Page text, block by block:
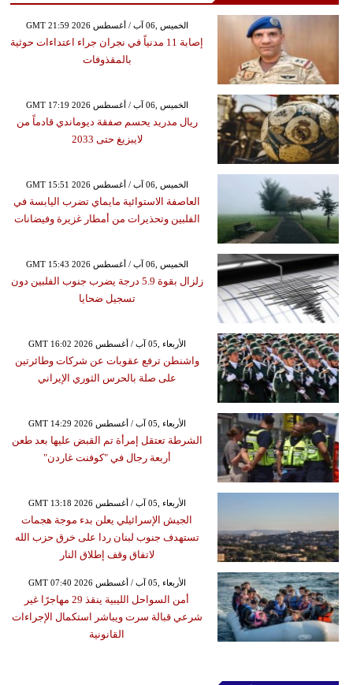
GMT 21:59 2026 الخميس ,06 آب / أغسطس
إصابة 11 مدنياً في نجران جراء اعتداءات حوثية
بالمقذوفات
GMT 17:19 2026 الخميس ,06 آب / أغسطس
ريال مدريد يحسم صفقة ديوماندي قادماً من
لايبزيغ حتى 2033
GMT 15:51 2026 الخميس ,06 آب / أغسطس
العاصفة الاستوائية مايماي تضرب اليابسة في
الفلبين وتحذيرات من أمطار غزيرة وفيضانات
GMT 15:43 2026 الخميس ,06 آب / أغسطس
زلزال بقوة 5.9 درجة يضرب جنوب الفلبين دون
تسجيل ضحايا
GMT 16:02 2026 الأربعاء ,05 آب / أغسطس
واشنطن ترفع عقوبات عن شركات وطائرتين
على صلة بالحرس الثوري الإيراني
GMT 14:29 2026 الأربعاء ,05 آب / أغسطس
الشرطة تعتقل إمرأة تم القبض عليها بعد طعن
أربعة رجال في "كوفنت غاردن"
GMT 13:18 2026 الأربعاء ,05 آب / أغسطس
الجيش الإسرائيلي يعلن بدء موجة هجمات
تستهدف جنوب لبنان ردا على خرق حزب الله
لاتفاق وقف إطلاق النار
GMT 07:40 2026 الأربعاء ,05 آب / أغسطس
أمن السواحل الليبية ينقذ 29 مهاجرًا غير
شرعي قبالة سرت ويباشر استكمال الإجراءات
القانونية